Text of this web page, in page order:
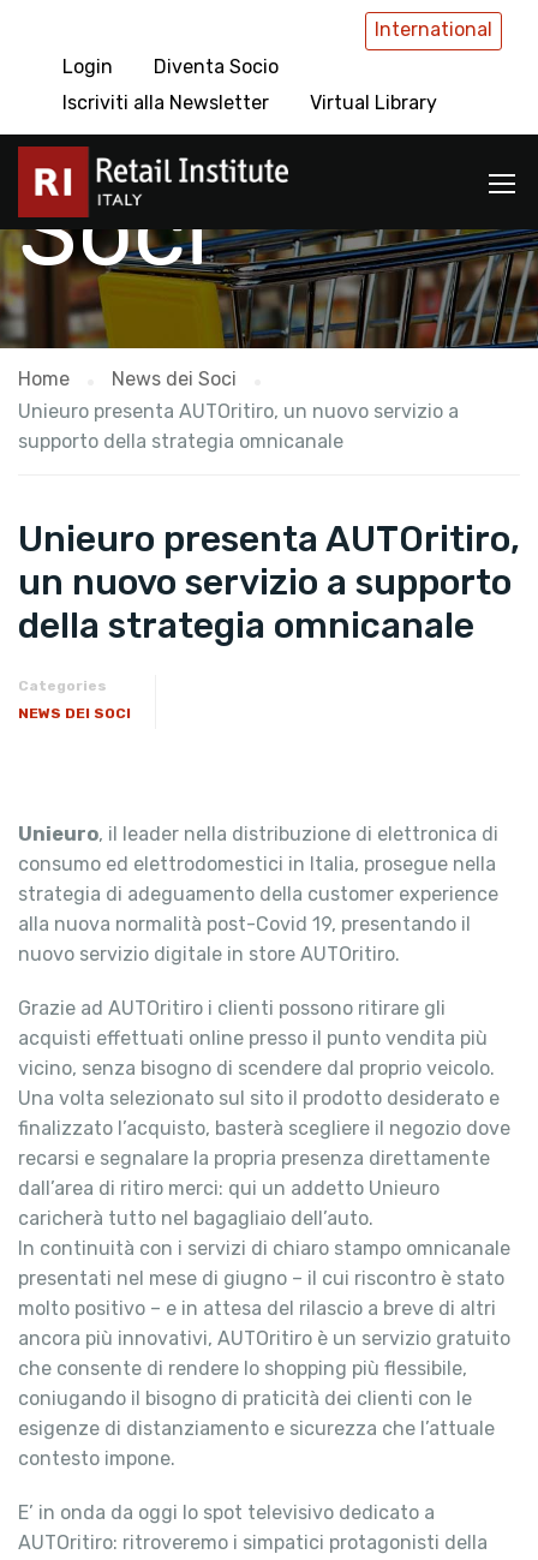
International
Login
Diventa Socio
Iscriviti alla Newsletter
Virtual Library
News dei
Soci
Home
News dei Soci
Unieuro presenta AUTOritiro, un nuovo servizio a
supporto della strategia omnicanale
Unieuro presenta AUTOritiro,
un nuovo servizio a supporto
della strategia omnicanale
Categories
NEWS DEI SOCI
Unieuro, il leader nella distribuzione di elettronica di
consumo ed elettrodomestici in Italia, prosegue nella
strategia di adeguamento della customer experience
alla nuova normalità post-Covid 19, presentando il
nuovo servizio digitale in store AUTOritiro.
Grazie ad AUTOritiro i clienti possono ritirare gli
acquisti effettuati online presso il punto vendita più
vicino, senza bisogno di scendere dal proprio veicolo.
Una volta selezionato sul sito il prodotto desiderato e
finalizzato l’acquisto, basterà scegliere il negozio dove
recarsi e segnalare la propria presenza direttamente
dall’area di ritiro merci: qui un addetto Unieuro
caricherà tutto nel bagagliaio dell’auto.
In continuità con i servizi di chiaro stampo omnicanale
presentati nel mese di giugno – il cui riscontro è stato
molto positivo – e in attesa del rilascio a breve di altri
ancora più innovativi, AUTOritiro è un servizio gratuito
che consente di rendere lo shopping più flessibile,
coniugando il bisogno di praticità dei clienti con le
esigenze di distanziamento e sicurezza che l’attuale
contesto impone.
E’ in onda da oggi lo spot televisivo dedicato a
AUTOritiro: ritroveremo i simpatici protagonisti della